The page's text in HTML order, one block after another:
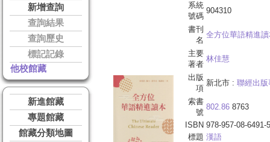
新增查詢
查詢結果
查詢歷史
標記記錄
他校館藏
新進館藏
專題館藏
館藏分類地圖
系統
號碼
904310
書刊
名
全方位華語精進
主要
著者
林佳慧
出版
項
新北市 : 聯經出
索書
號
802.86 8763
ISBN 978-957-08-6491-5
標題 漢語